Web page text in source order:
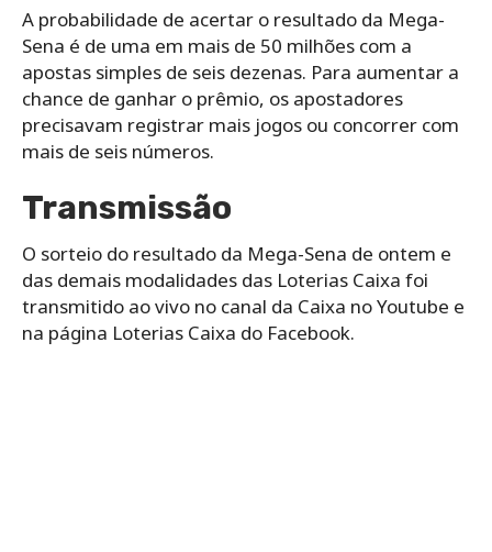
A probabilidade de acertar o resultado da Mega-
Sena é de uma em mais de 50 milhões com a
apostas simples de seis dezenas. Para aumentar a
chance de ganhar o prêmio, os apostadores
precisavam registrar mais jogos ou concorrer com
mais de seis números.
Transmissão
O sorteio do resultado da Mega-Sena de ontem e
das demais modalidades das Loterias Caixa foi
transmitido ao vivo no canal da Caixa no Youtube e
na página Loterias Caixa do Facebook.